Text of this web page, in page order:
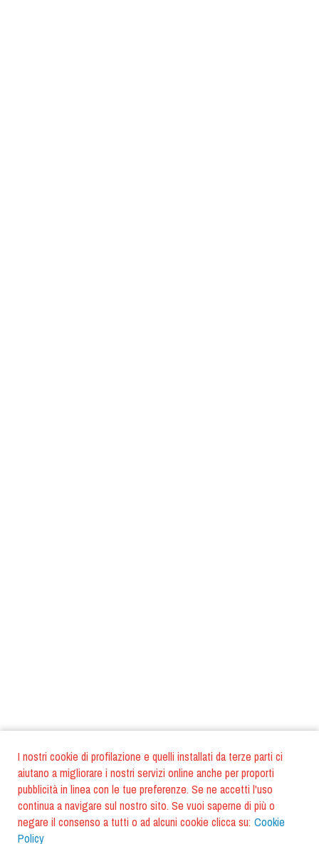
I nostri cookie di profilazione e quelli installati da terze parti ci
aiutano a migliorare i nostri servizi online anche per proporti
pubblicità in linea con le tue preferenze. Se ne accetti l'uso
continua a navigare sul nostro sito. Se vuoi saperne di più o
negare il consenso a tutti o ad alcuni cookie clicca su: Cookie
Policy